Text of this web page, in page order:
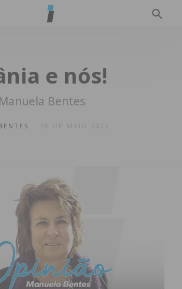
e nós!
Bentes
30 DE MAIO 2022